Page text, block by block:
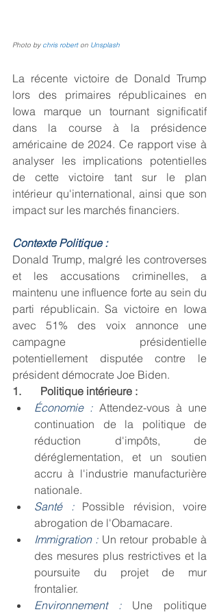
Photo by chris robert on Unsplash
La récente victoire de Donald Trump
lors des primaires républicaines en
Iowa marque un tournant significatif
dans la course à la présidence
américaine de 2024. Ce rapport vise à
analyser les implications potentielles
de cette victoire tant sur le plan
intérieur qu'international, ainsi que son
impact sur les marchés financiers.
Contexte Politique :
Donald Trump, malgré les controverses
et les accusations criminelles, a
maintenu une influence forte au sein du
parti républicain. Sa victoire en Iowa
avec 51% des voix annonce une
campagne présidentielle
potentiellement disputée contre le
président démocrate Joe Biden.
1.       Politique intérieure :
Économie : Attendez-vous à une
continuation de la politique de
réduction d'impôts, de
déréglementation, et un soutien
accru à l'industrie manufacturière
nationale.
Santé :
Possible révision, voire
abrogation de l'Obamacare.
Immigration : Un retour probable à
des mesures plus restrictives et la
poursuite du projet de mur
frontalier.
Environnement :
Une politique